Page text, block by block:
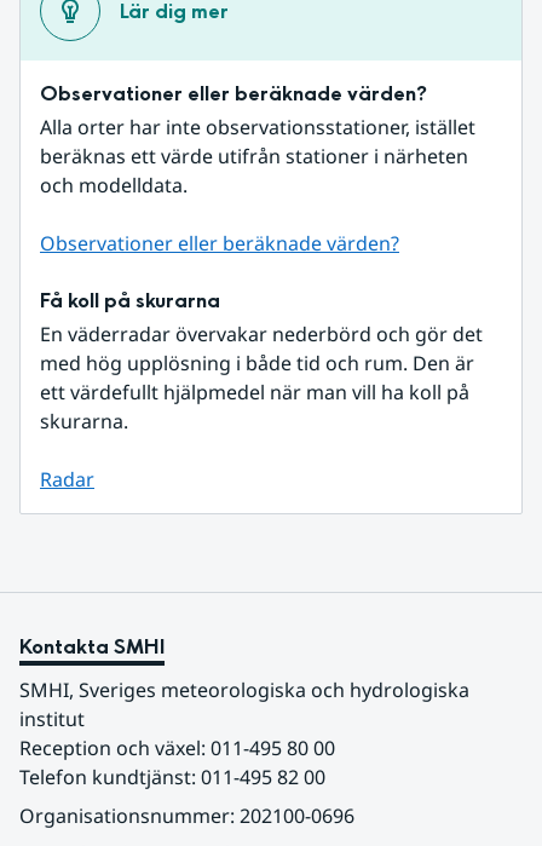
Lär dig mer
Observationer eller beräknade värden?
Alla orter har inte observationsstationer, istället
beräknas ett värde utifrån stationer i närheten
och modelldata.
Observationer eller beräknade värden?
Få koll på skurarna
En väderradar övervakar nederbörd och gör det
med hög upplösning i både tid och rum. Den är
ett värdefullt hjälpmedel när man vill ha koll på
skurarna.
Radar
Kontakta SMHI
SMHI, Sveriges meteorologiska och hydrologiska
institut
Reception och växel: 011-495 80 00
Telefon kundtjänst: 011-495 82 00
Organisationsnummer: 202100-0696